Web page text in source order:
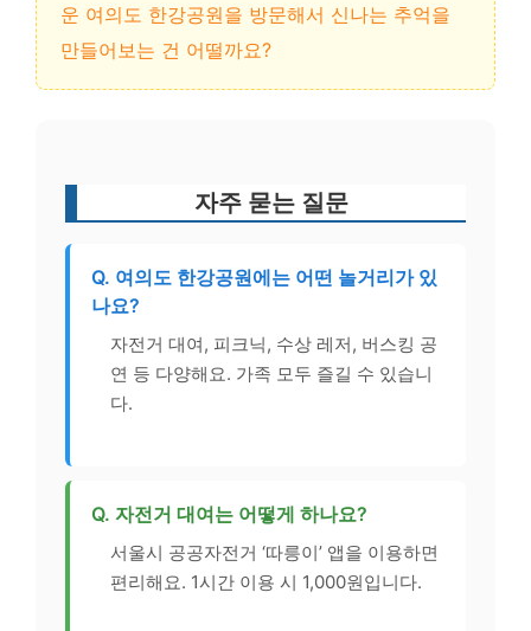
운 여의도 한강공원을 방문해서 신나는 추억을
만들어보는 건 어떨까요?
자주 묻는 질문
Q. 여의도 한강공원에는 어떤 놀거리가 있
나요?
자전거 대여, 피크닉, 수상 레저, 버스킹 공
연 등 다양해요. 가족 모두 즐길 수 있습니
다.
Q. 자전거 대여는 어떻게 하나요?
서울시 공공자전거 ‘따릉이’ 앱을 이용하면
편리해요. 1시간 이용 시 1,000원입니다.